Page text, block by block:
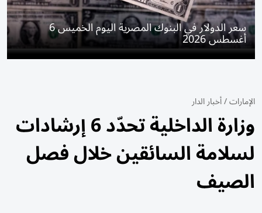
سعر الدولار في البنوك المصرية اليوم الخميس 6
أغسطس 2026
الإمارات/أخبار الدار
وزارة الداخلية تحدّد 6 إرشادات
لسلامة السائقين خلال فصل
الصيف